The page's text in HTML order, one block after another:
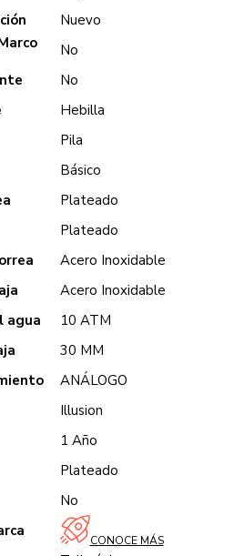
Nuevo
No
No
Hebilla
Pila
Básico
Plateado
Plateado
Acero Inoxidable
Acero Inoxidable
agua
10 ATM
30 MM
ANÁLOGO
Illusion
1 Año
Plateado
No
CONOCE MÁS